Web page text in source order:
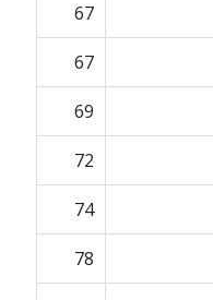
67
67
69
72
74
78